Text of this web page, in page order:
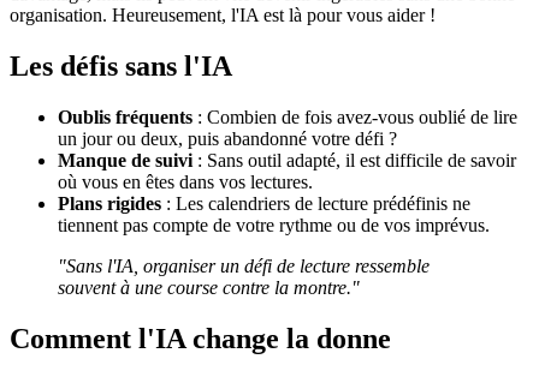
organisation. Heureusement, l'IA est là pour vous aider !
Les défis sans l'IA
Oublis fréquents : Combien de fois avez-vous oublié de lire
un jour ou deux, puis abandonné votre défi ?
Manque de suivi : Sans outil adapté, il est difficile de savoir
où vous en êtes dans vos lectures.
Plans rigides : Les calendriers de lecture prédéfinis ne
tiennent pas compte de votre rythme ou de vos imprévus.
"Sans l'IA, organiser un défi de lecture ressemble
souvent à une course contre la montre."
Comment l'IA change la donne